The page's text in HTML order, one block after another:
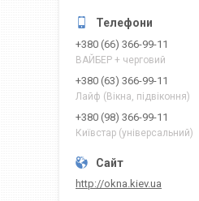
+380 (66) 366-99-11
ВАЙБЕР + черговий
+380 (63) 366-99-11
Лайф (Вікна, підвіконня)
+380 (98) 366-99-11
Київстар (універсальний)
http://okna.kiev.ua